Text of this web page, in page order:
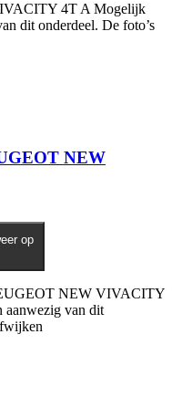
4T A Mogelijk
dit onderdeel. De foto’s
NEW
op
NEW VIVACITY
aanwezig van dit